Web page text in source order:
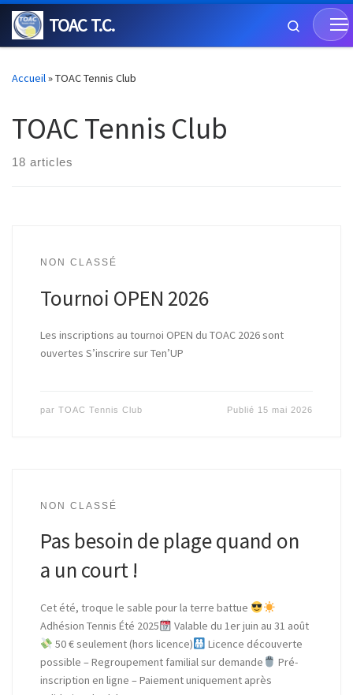
Skip to content
TOAC T.C. Search
Accueil»TOAC Tennis Club
TOAC Tennis Club
18 articles
NON CLASSÉ
Tournoi OPEN 2026
Les inscriptions au tournoi OPEN du TOAC 2026 sont
ouvertes S’inscrire sur Ten’UP
par TOAC Tennis Club Publié 15 mai 2026
NON CLASSÉ
Pas besoin de plage quand on
a un court !
Cet été, troque le sable pour la terre battue
Adhésion Tennis Été 2025
Valable du 1er juin au 31 août
50 € seulement (hors licence)
Licence découverte
possible – Regroupement familial sur demande
Pré-
inscription en ligne – Paiement uniquement après